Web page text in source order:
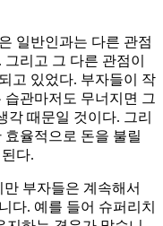
일반인과는 다른 관점
리고 그 다른 관점이
고 있었다. 부자들이 작
관마저도 무너지면 그
각 때문일 것이다. 그리
율적으로 돈을 불릴
다.
부자들은 계속해서
다. 예를 들어 슈퍼리치